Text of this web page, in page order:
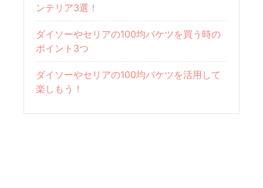
ンテリア3選！
ダイソーやセリアの100均バケツを買う時の
ポイント3つ
ダイソーやセリアの100均バケツを活用して
楽しもう！